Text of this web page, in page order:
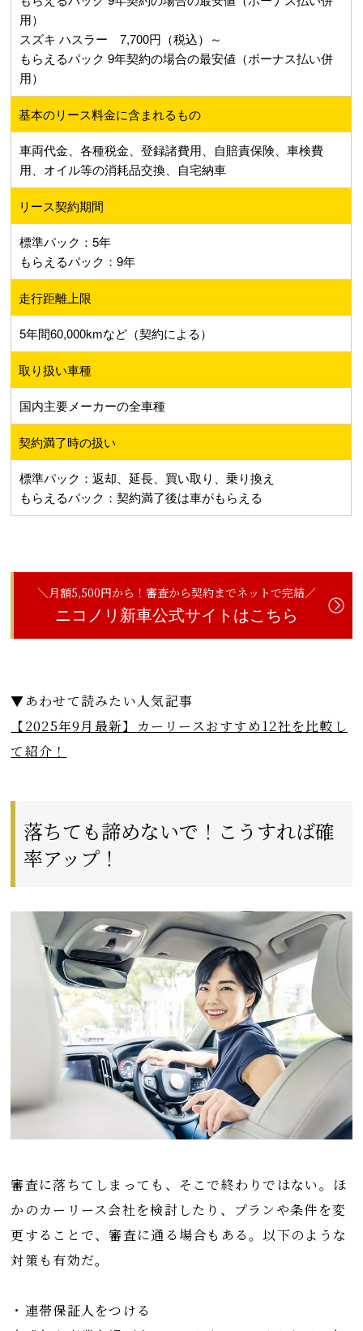
用）
スズキ ハスラー 7,700円（税込）～
もらえるパック 9年契約の場合の最安値（ボーナス払い併
用）
基本のリース料金に含まれるもの
車両代金、各種税金、登録諸費用、自賠責保険、車検費
用、オイル等の消耗品交換、自宅納車
リース契約期間
標準パック：5年
もらえるパック：9年
走行距離上限
5年間60,000kmなど（契約による）
取り扱い車種
国内主要メーカーの全車種
契約満了時の扱い
標準パック：返却、延長、買い取り、乗り換え
もらえるパック：契約満了後は車がもらえる
＼月額5,500円から！審査から契約までネットで完結／
ニコノリ新車公式サイトはこちら
▼あわせて読みたい人気記事
【2025年9月最新】カーリースおすすめ12社を比較し
て紹介！
落ちても諦めないで！こうすれば確
率アップ！
審査に落ちてしまっても、そこで終わりではない。ほ
かのカーリース会社を検討したり、プランや条件を変
更することで、審査に通る場合もある。以下のような
対策も有効だ。
・連帯保証人をつける